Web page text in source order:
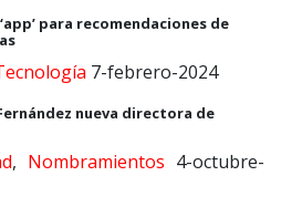
para recomendaciones de
7-febrero-2024
nueva directora de
, Nombramientos 4-octubre-